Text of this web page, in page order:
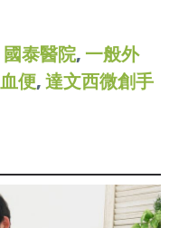
國泰醫院, 一般外
血便, 達文西微創手